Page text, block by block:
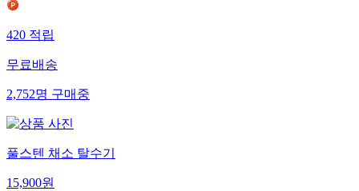
420 적립
무료배송
2,752명 구매중
풀스텐 채소 탈수기
15,900원